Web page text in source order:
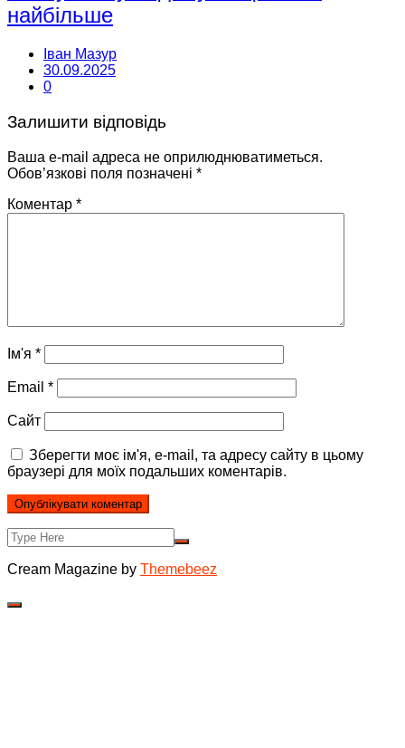
найбільше
Іван Мазур
30.09.2025
0
Залишити відповідь
Ваша e-mail адреса не оприлюднюватиметься.
Обов’язкові поля позначені *
Коментар *
Ім'я *
Email *
Сайт
Зберегти моє ім'я, e-mail, та адресу сайту в цьому
браузері для моїх подальших коментарів.
Cream Magazine by Themebeez